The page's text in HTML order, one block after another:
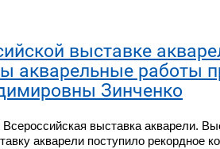
выставке
акварельные работы
Зинченко
выставка акварели.
акварели поступило рекордное